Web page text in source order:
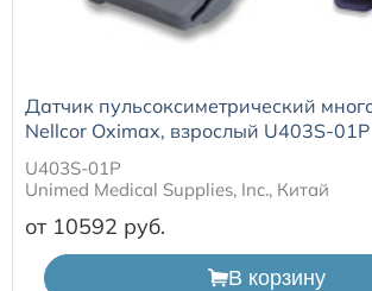
Датчик пульсоксиметрический
Nellcor Oximax, взрослый U403S-01P
U403S-01P
Unimed Medical Supplies, Inc., Китай
от 10592
В корзину